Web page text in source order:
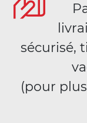
sécurisé,
(pour